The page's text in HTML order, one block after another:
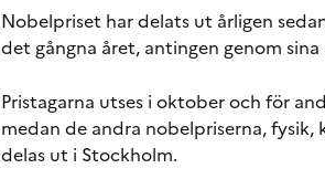
Nobelpriset har delats ut årligen
det gångna året, antingen genom
Pristagarna utses i oktober och för
medan de andra nobelpriserna,
delas ut i Stockholm.